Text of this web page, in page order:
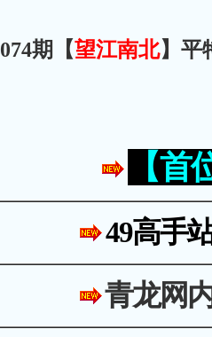
074期【望江南北】平
【
49高手
青龙网